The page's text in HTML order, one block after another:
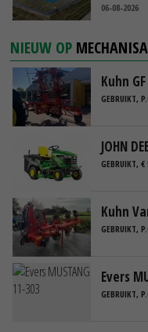
06-08-2026
NIEUW OP
Kuhn
GEBRUIKT,
JOHN
GEBRUIKT, €
Kuhn
GEBRUIKT,
Evers
GEBRUIKT,